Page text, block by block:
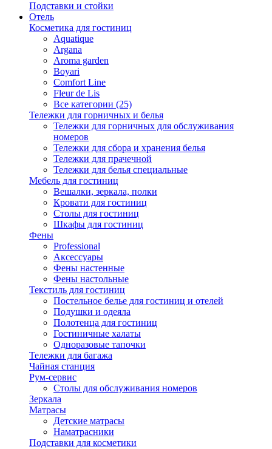
Подставки и стойки
Отель
Косметика для гостиниц
Aquatique
Argana
Aroma garden
Boyari
Comfort Line
Fleur de Lis
Все категории (25)
Тележки для горничных и белья
Тележки для горничных для обслуживания
номеров
Тележки для сбора и хранения белья
Тележки для прачечной
Тележки для белья специальные
Мебель для гостиниц
Вешалки, зеркала, полки
Кровати для гостиниц
Столы для гостиниц
Шкафы для гостиниц
Фены
Professional
Аксессуары
Фены настенные
Фены настольные
Текстиль для гостиниц
Постельное белье для гостиниц и отелей
Подушки и одеяла
Полотенца для гостиниц
Гостиничные халаты
Одноразовые тапочки
Тележки для багажа
Чайная станция
Рум-сервис
Столы для обслуживания номеров
Зеркала
Матрасы
Детские матрасы
Наматрасники
Подставки для косметики